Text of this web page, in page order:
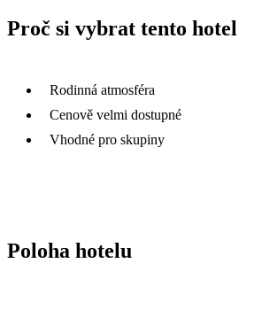
Proč si vybrat tento hotel
Rodinná atmosféra
Cenově velmi dostupné
Vhodné pro skupiny
Poloha hotelu